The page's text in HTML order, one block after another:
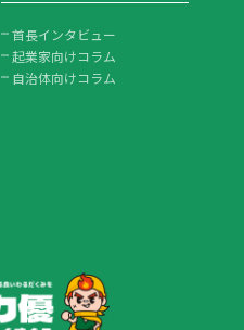
首長インタビュー
起業家向けコラム
自治体向けコラム